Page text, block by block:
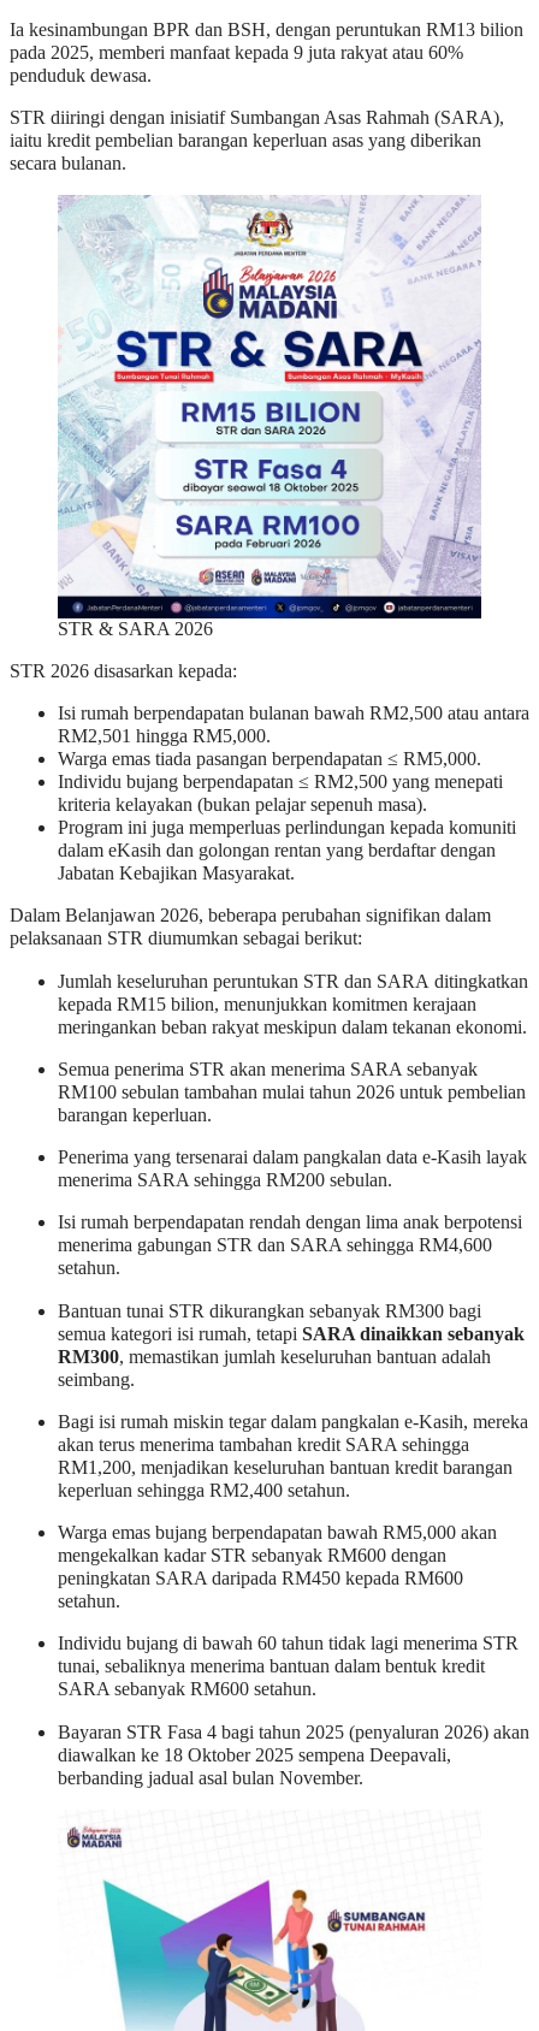
Ia kesinambungan BPR dan BSH, dengan peruntukan RM13 bilion
pada 2025, memberi manfaat kepada 9 juta rakyat atau 60%
penduduk dewasa.
STR diiringi dengan inisiatif Sumbangan Asas Rahmah (SARA),
iaitu kredit pembelian barangan keperluan asas yang diberikan
secara bulanan.
STR & SARA 2026
STR 2026 disasarkan kepada:
Isi rumah berpendapatan bulanan bawah RM2,500 atau antara
RM2,501 hingga RM5,000.
Warga emas tiada pasangan berpendapatan ≤ RM5,000.
Individu bujang berpendapatan ≤ RM2,500 yang menepati
kriteria kelayakan (bukan pelajar sepenuh masa).
Program ini juga memperluas perlindungan kepada komuniti
dalam eKasih dan golongan rentan yang berdaftar dengan
Jabatan Kebajikan Masyarakat.
Dalam Belanjawan 2026, beberapa perubahan signifikan dalam
pelaksanaan STR diumumkan sebagai berikut:
Jumlah keseluruhan peruntukan STR dan SARA ditingkatkan
kepada RM15 bilion, menunjukkan komitmen kerajaan
meringankan beban rakyat meskipun dalam tekanan ekonomi.
Semua penerima STR akan menerima SARA sebanyak
RM100 sebulan tambahan mulai tahun 2026 untuk pembelian
barangan keperluan.
Penerima yang tersenarai dalam pangkalan data e-Kasih layak
menerima SARA sehingga RM200 sebulan.
Isi rumah berpendapatan rendah dengan lima anak berpotensi
menerima gabungan STR dan SARA sehingga RM4,600
setahun.
Bantuan tunai STR dikurangkan sebanyak RM300 bagi
semua kategori isi rumah, tetapi SARA dinaikkan sebanyak
RM300, memastikan jumlah keseluruhan bantuan adalah
seimbang.
Bagi isi rumah miskin tegar dalam pangkalan e-Kasih, mereka
akan terus menerima tambahan kredit SARA sehingga
RM1,200, menjadikan keseluruhan bantuan kredit barangan
keperluan sehingga RM2,400 setahun.
Warga emas bujang berpendapatan bawah RM5,000 akan
mengekalkan kadar STR sebanyak RM600 dengan
peningkatan SARA daripada RM450 kepada RM600
setahun.
Individu bujang di bawah 60 tahun tidak lagi menerima STR
tunai, sebaliknya menerima bantuan dalam bentuk kredit
SARA sebanyak RM600 setahun.
Bayaran STR Fasa 4 bagi tahun 2025 (penyaluran 2026) akan
diawalkan ke 18 Oktober 2025 sempena Deepavali,
berbanding jadual asal bulan November.